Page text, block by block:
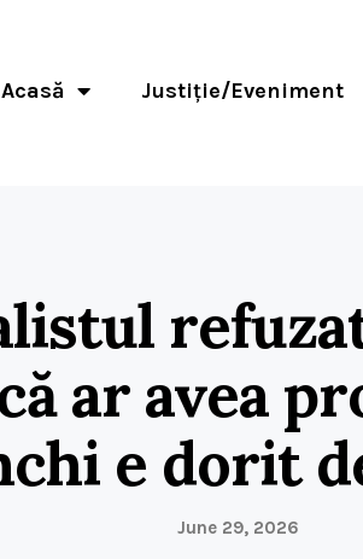
Acasă Justiție/Eveniment
ar avea
e dorit
June 29, 2026